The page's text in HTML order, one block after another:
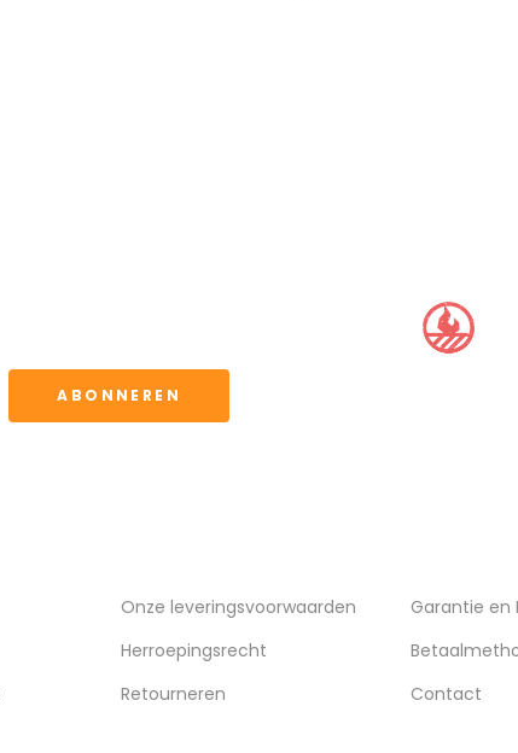
ABONNEREN
Onze leveringsvoorwaarden
Herroepingsrecht
Retourneren
Garantie en
Contact